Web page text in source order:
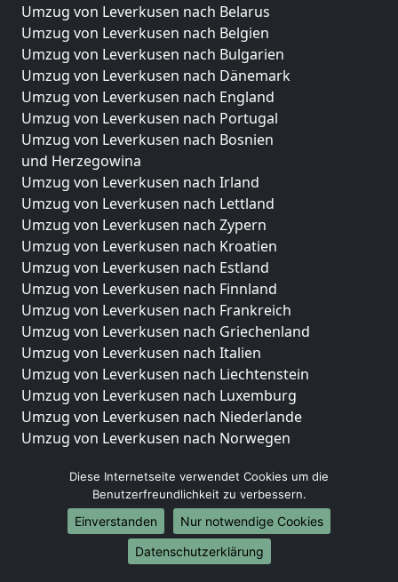
Umzug von Leverkusen nach Belarus
Umzug von Leverkusen nach Belgien
Umzug von Leverkusen nach Bulgarien
Umzug von Leverkusen nach Dänemark
Umzug von Leverkusen nach England
Umzug von Leverkusen nach Portugal
Umzug von Leverkusen nach Bosnien
und Herzegowina
Umzug von Leverkusen nach Irland
Umzug von Leverkusen nach Lettland
Umzug von Leverkusen nach Zypern
Umzug von Leverkusen nach Kroatien
Umzug von Leverkusen nach Estland
Umzug von Leverkusen nach Finnland
Umzug von Leverkusen nach Frankreich
Umzug von Leverkusen nach Griechenland
Umzug von Leverkusen nach Italien
Umzug von Leverkusen nach Liechtenstein
Umzug von Leverkusen nach Luxemburg
Umzug von Leverkusen nach Niederlande
Umzug von Leverkusen nach Norwegen
Umzüge-Deutschlandweit
Umzug von Leverkusen nach Berlin
Umzug von Leverkusen nach Hamburg
Umzug von Leverkusen nach München
Umzug von Leverkusen nach Köln
Diese Internetseite verwendet Cookies um die
Benutzerfreundlichkeit zu verbessern.
Einverstanden
Nur notwendige Cookies
Datenschutzerklärung